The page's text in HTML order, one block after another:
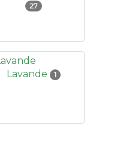
27
Lavande 1